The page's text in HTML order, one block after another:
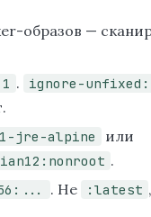
образов —
. ignore-
jre-alpine или
.
. Не :latest